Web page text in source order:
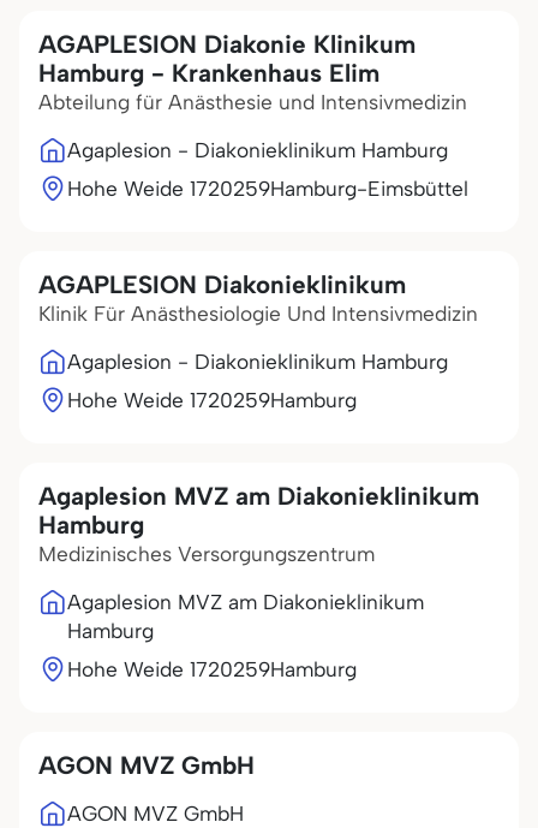
AGAPLESION Diakonie Klinikum
Hamburg - Krankenhaus Elim
Abteilung für Anästhesie und Intensivmedizin
Agaplesion - Diakonieklinikum Hamburg
Hohe Weide 1720259Hamburg-Eimsbüttel
AGAPLESION Diakonieklinikum
Klinik Für Anästhesiologie Und Intensivmedizin
Agaplesion - Diakonieklinikum Hamburg
Hohe Weide 1720259Hamburg
Agaplesion MVZ am Diakonieklinikum
Hamburg
Medizinisches Versorgungszentrum
Agaplesion MVZ am Diakonieklinikum
Hamburg
Hohe Weide 1720259Hamburg
AGON MVZ GmbH
AGON MVZ GmbH